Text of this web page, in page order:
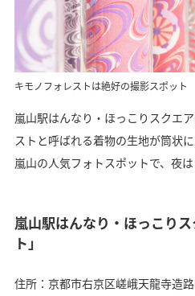
キモノフォレストは絶好の撮影スポット
嵐山駅はんなり・ほっこりスクエ
ストと呼ばれる着物の生地が筒状
嵐山の人気フォトスポットで、夜は
嵐山駅はんなり・ほっこり
ト」
住所：京都市右京区嵯峨天龍寺造